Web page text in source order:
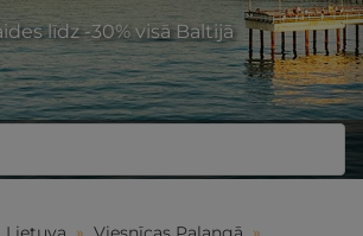
līdz -30% visā Baltijā